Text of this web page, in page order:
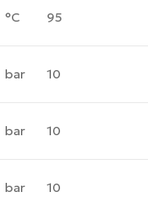
°C 95
bar 10
bar 10
bar 10